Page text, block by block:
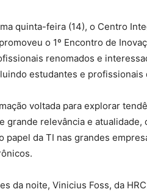
quinta-feira (14), o Centro
o 1º Encontro de
renomados e
estudantes e profissionais
voltada para explorar
grande relevância e atualidade,
papel da TI nas grandes
da noite, Vinicius Foss, da